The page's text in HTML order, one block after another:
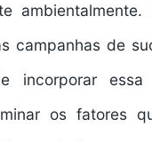
campanhas de
incorporar essa
os fatores